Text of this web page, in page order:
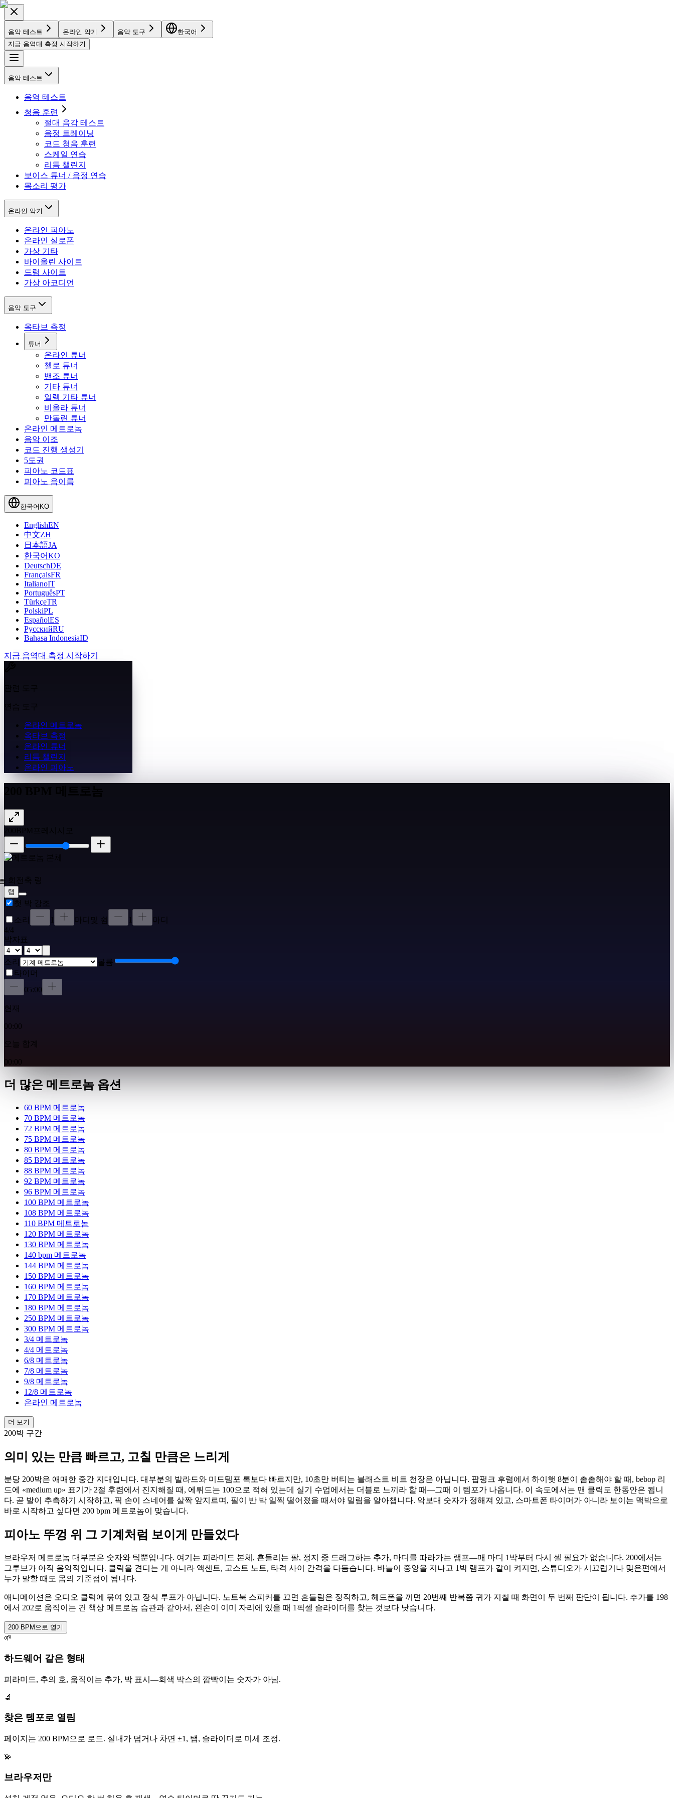
음악 테스트 온라인 악기 음악 도구
한국어
지금 음역대 측정 시작하기
음악 테스트
음역 테스트
청음 훈련
절대 음감 테스트
음정 트레이닝
코드 청음 훈련
스케일 연습
리듬 챌린지
보이스 튜너 / 음정 연습
목소리 평가
온라인 악기
온라인 피아노
온라인 실로폰
가상 기타
바이올린 사이트
드럼 사이트
가상 아코디언
음악 도구
옥타브 측정
튜너
온라인 튜너
첼로 튜너
밴조 튜너
기타 튜너
일렉 기타 튜너
비올라 튜너
만돌린 튜너
온라인 메트로놈
음악 이조
코드 진행 생성기
5도권
피아노 코드표
피아노 음이름
한국어 KO
EnglishEN
中文ZH
日本語JA
한국어KO
DeutschDE
FrançaisFR
ItalianoIT
PortuguêsPT
TürkçeTR
PolskiPL
EspañolES
РусскийRU
Bahasa IndonesiaID
지금 음역대 측정 시작하기
연습 도구
온라인 메트로놈
옥타브 측정
온라인 튜너
리듬 챌린지
온라인 피아노
탭
첫 박 강조
소리
1 마디 및 쉼 1
마디
4/4
박자표
/
소리
볼륨
타이머
05:00
현재
00:00
오늘 합계
00:00
더 많은 메트로놈 옵션
60 BPM 메트로놈
70 BPM 메트로놈
72 BPM 메트로놈
75 BPM 메트로놈
80 BPM 메트로놈
85 BPM 메트로놈
88 BPM 메트로놈
92 BPM 메트로놈
96 BPM 메트로놈
100 BPM 메트로놈
108 BPM 메트로놈
110 BPM 메트로놈
120 BPM 메트로놈
130 BPM 메트로놈
140 bpm 메트로놈
144 BPM 메트로놈
150 BPM 메트로놈
160 BPM 메트로놈
170 BPM 메트로놈
180 BPM 메트로놈
250 BPM 메트로놈
300 BPM 메트로놈
3/4 메트로놈
4/4 메트로놈
6/8 메트로놈
7/8 메트로놈
9/8 메트로놈
12/8 메트로놈
온라인 메트로놈
더 보기
200박 구간
의미 있는 만큼 빠르고, 고칠 만큼은 느리게
분당 200박은 애매한 중간 지대입니다. 대부분의 발라드와 미드템포 록보다 빠르지만, 10초만 버티는 블래스트 비트 천장은 아닙니다. 팝펑크 후렴에서 하이햇 8분이 촘촘해야 할 때, bebop 리
드에 «medium up» 표기가 2절 후렴에서 진지해질 때, 에튀드는 100으로 적혀 있는데 실기 수업에서는 더블로 느끼라 할 때—그때 이 템포가 나옵니다. 이 속도에서는 맨 클릭도 한동안은 됩니
다. 곧 발이 추측하기 시작하고, 픽 손이 스네어를 살짝 앞지르며, 필이 반 박 일찍 떨어졌을 때서야 밀림을 알아챕니다. 악보대 숫자가 정해져 있고, 스마트폰 타이머가 아니라 보이는 맥박으로
바로 시작하고 싶다면 200 bpm 메트로놈이 맞습니다.
피아노 뚜껑 위 그 기계처럼 보이게 만들었다
브라우저 메트로놈 대부분은 숫자와 틱뿐입니다. 여기는 피라미드 본체, 흔들리는 팔, 정지 중 드래그하는 추가, 마디를 따라가는 램프—매 마디 1박부터 다시 셀 필요가 없습니다. 200에서는
그루브가 아직 음악적입니다. 클릭을 견디는 게 아니라 액센트, 고스트 노트, 타격 사이 간격을 다듬습니다. 바늘이 중앙을 지나고 1박 램프가 같이 켜지면, 스튜디오가 시끄럽거나 맞은편에서
누가 말할 때도 몸의 기준점이 됩니다.
애니메이션은 오디오 클럭에 묶여 있고 장식 루프가 아닙니다. 노트북 스피커를 끄면 흔들림은 정직하고, 헤드폰을 끼면 20번째 반복쯤 귀가 지칠 때 화면이 두 번째 판단이 됩니다. 추가를 198
에서 202로 움직이는 건 책상 메트로놈 습관과 같아서, 왼손이 이미 자리에 있을 때 1픽셀 슬라이더를 찾는 것보다 낫습니다.
200 BPM으로 열기
🌱
하드웨어 같은 형태
피라미드, 추의 호, 움직이는 추가, 박 표시—회색 박스의 깜빡이는 숫자가 아님.
🔬
찾은 템포로 열림
페이지는 200 BPM으로 로드. 실내가 덥거나 차면 ±1, 탭, 슬라이더로 미세 조정.
💫
브라우저만